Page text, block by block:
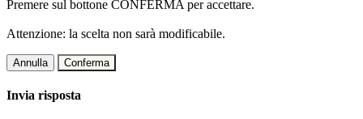
Premere sul bottone CONFERMA per accettare.
Attenzione: la scelta non sarà modificabile.
Annulla Conferma
Invia risposta